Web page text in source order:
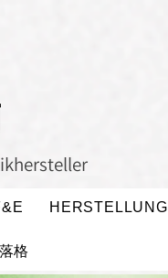
HERSTELLUNG
格